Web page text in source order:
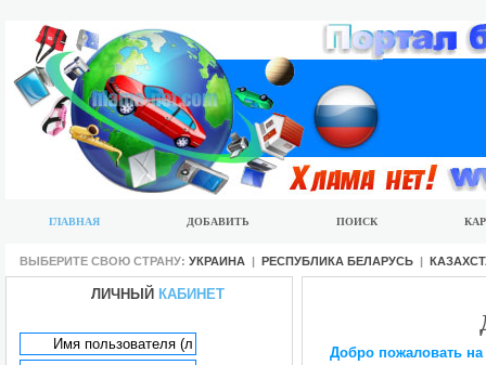
ГЛАВНАЯ ДОБАВИТЬ ПОИСК
ВЫБЕРИТЕ СВОЮ СТРАНУ: УКРАИНА | РЕСПУБЛИКА БЕЛАРУСЬ |
ЛИЧНЫЙ КАБИНЕТ
Добро пожаловать